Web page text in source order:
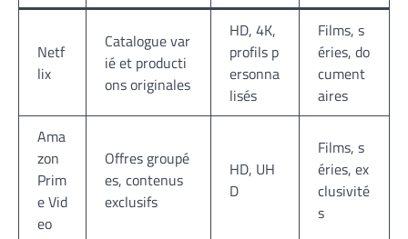
Netf
lix
Catalogue var
ié et producti
ons originales
HD, 4K,
profils p
ersonna
lisés
Films, s
éries, do
cument
aires
Ama
zon
Prim
e Vid
eo
Offres groupé
es, contenus
exclusifs
HD, UH
D
Films, s
éries, ex
clusivité
s